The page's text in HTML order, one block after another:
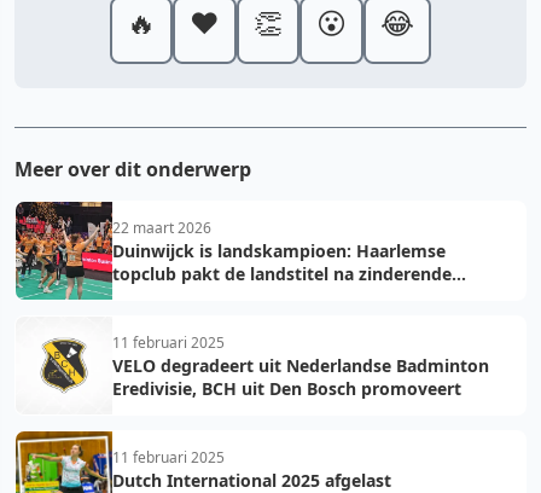
🔥 ❤️ 👏 😮 😂
Meer over dit onderwerp
22 maart 2026
Duinwijck is landskampioen: Haarlemse
topclub pakt de landstitel na zinderende
11 februari 2025
VELO degradeert uit Nederlandse Badminton
Eredivisie, BCH uit Den Bosch promoveert
11 februari 2025
Dutch International 2025 afgelast